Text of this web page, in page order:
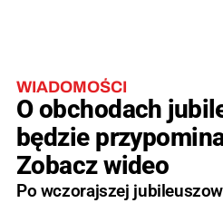
WIADOMOŚCI
O obchodach
będzie
Zobacz wideo
Po wczorajszej